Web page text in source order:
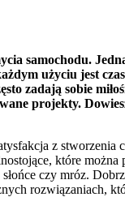
samochodu.
użyciu jest
zadają sobie
projekty.
z
które
czy mróz.
rozwiązaniach,